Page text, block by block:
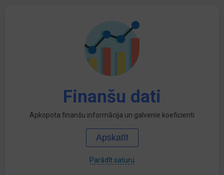
Finanšu dati
Apkopota finanšu informācija un galvenie koeficienti
Apskatīt
Parādīt saturu